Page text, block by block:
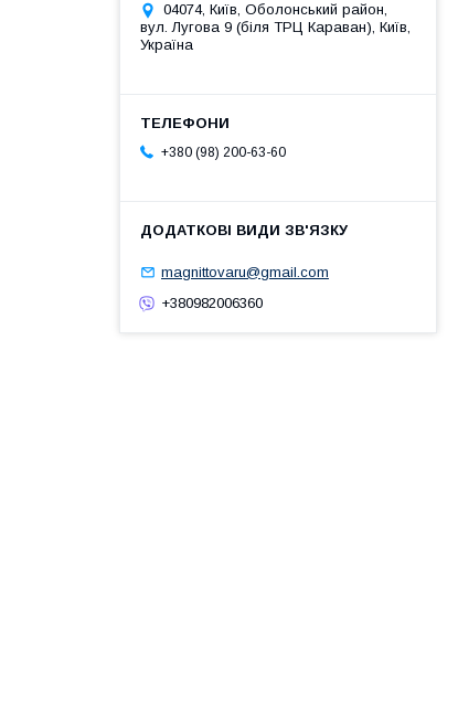
04074, Київ, Оболонський район,
вул. Лугова 9 (біля ТРЦ Караван), Київ,
Україна
+380 (98) 200-63-60
magnittovaru@gmail.com
+380982006360